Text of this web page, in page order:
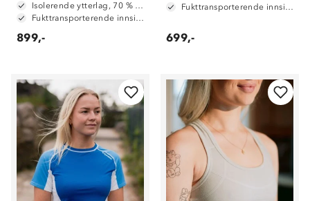
Isolerende ytterlag, 70 % ull og 30 % polyester
Fukttransporterende innside, 100 % polyester
899,-
Fukttransporterende innside, 100 % polyester
699,-